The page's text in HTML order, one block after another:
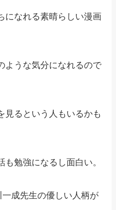
になれる素晴らしい漫画
ような気分になれるので
見るという人もいるかも
勉強になるし面白い。
成先生の優しい人柄が